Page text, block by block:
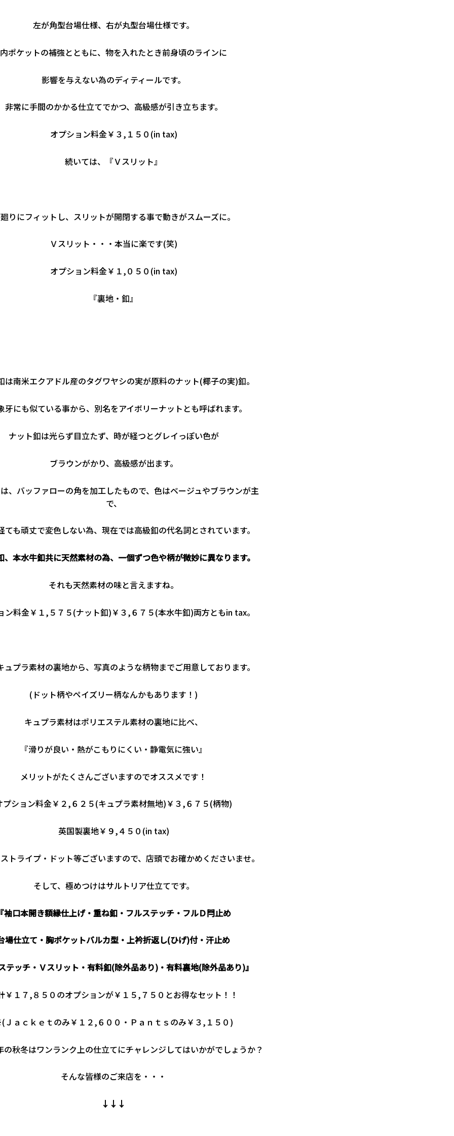
左が角型台場仕様、右が丸型台場仕様です。
内ポケットの補強とともに、物を入れたとき前身頃のラインに
影響を与えない為のディティールです。
非常に手間のかかる仕立てでかつ、高級感が引き立ちます。
オプション料金￥３,１５０(in tax)
続いては、『Ｖスリット』
りにフィットし、スリットが開閉する事で動きがスムーズに。
Ｖスリット・・・本当に楽です(笑)
オプション料金￥１,０５０(in tax)
『裏地・釦』
は南米エクアドル産のタグワヤシの実が原料のナット(椰子の実)釦。
牙にも似ている事から、別名をアイボリーナットとも呼ばれます。
ナット釦は光らず目立たず、時が経つとグレイっぽい色が
ブラウンがかり、高級感が出ます。
、バッファローの角を加工したもので、色はベージュやブラウンが主
で、
ても頑丈で変色しない為、現在では高級釦の代名詞とされています。
、本水牛釦共に天然素材の為、一個ずつ色や柄が微妙に異なります。
それも天然素材の味と言えますね。
ン料金￥１,５７５(ナット釦)￥３,６７５(本水牛釦)両方ともin tax。
ュプラ素材の裏地から、写真のような柄物までご用意しております。
(ドット柄やペイズリー柄なんかもあります！)
キュプラ素材はポリエステル素材の裏地に比べ、
『滑りが良い・熱がこもりにくい・静電気に強い』
メリットがたくさんございますのでオススメです！
プション料金￥２,６２５(キュプラ素材無地)￥３,６７５(柄物)
英国製裏地￥９,４５０(in tax)
トライプ・ドット等ございますので、店頭でお確かめくださいませ。
そして、極めつけはサルトリア仕立てです。
袖口本開き額縁仕上げ・重ね釦・フルステッチ・フルＤ閂止め
場仕立て・胸ポケットバルカ型・上衿折返し(ひげ)付・汗止め
テッチ・Ｖスリット・有料釦(除外品あり)・有料裏地(除外品あり)』
￥１７,８５０のオプションが￥１５,７５０とお得なセット！！
ａｃｋｅｔのみ￥１２,６００・Ｐａｎｔｓのみ￥３,１５０)
の秋冬はワンランク上の仕立てにチャレンジしてはいかがでしょうか？
そんな皆様のご来店を・・・
↓↓↓